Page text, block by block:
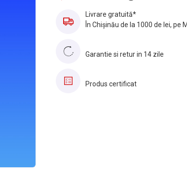
Livrare gratuită*
În Chișinău de la 1000 de lei, pe
Garantie si retur in 14 zile
Produs certificat